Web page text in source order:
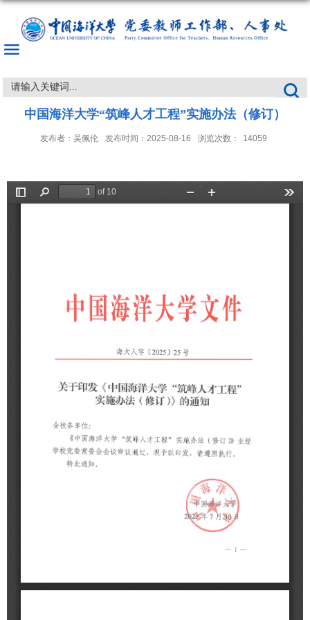
中国海洋大学“筑峰人才工程”实施办法（修订）
发布者：吴佩伦 发布时间：2025-08-16 浏览次数： 14059